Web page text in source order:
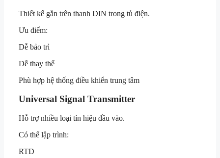
Thiết kế gắn trên thanh DIN trong tủ điện.
Ưu điểm:
Dễ bảo trì
Dễ thay thế
Phù hợp hệ thống điều khiển trung tâm
Universal Signal Transmitter
Hỗ trợ nhiều loại tín hiệu đầu vào.
Có thể lập trình:
RTD